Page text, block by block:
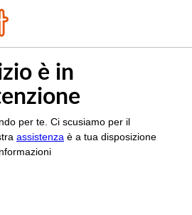
è in
per te. Ci scusiamo per il
assistenza è a tua disposizione